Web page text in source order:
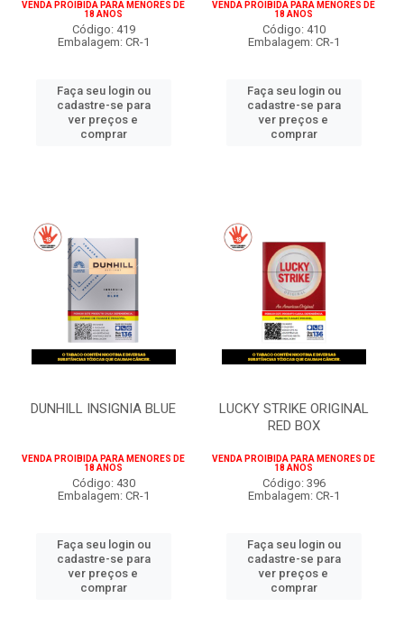
VENDA PROIBIDA PARA MENORES DE
18 ANOS
Código: 419
Embalagem: CR-1
Faça seu login ou
cadastre-se para
ver preços e
comprar
VENDA PROIBIDA PARA MENORES DE
18 ANOS
Código: 410
Embalagem: CR-1
Faça seu login ou
cadastre-se para
ver preços e
comprar
DUNHILL INSIGNIA BLUE
VENDA PROIBIDA PARA MENORES DE
18 ANOS
Código: 430
Embalagem: CR-1
Faça seu login ou
cadastre-se para
ver preços e
comprar
LUCKY STRIKE ORIGINAL
RED BOX
VENDA PROIBIDA PARA MENORES DE
18 ANOS
Código: 396
Embalagem: CR-1
Faça seu login ou
cadastre-se para
ver preços e
comprar